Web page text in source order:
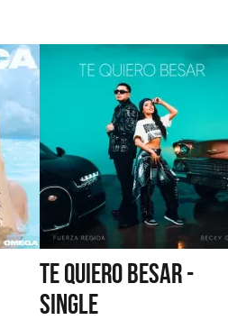
TE QUIERO BESAR -
SINGLE